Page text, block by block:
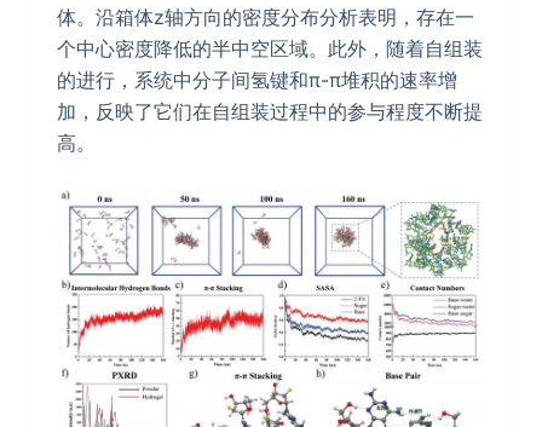
体。沿箱体z轴方向的密度分布分析表明，存在一
个中心密度降低的半中空区域。此外，随着自组装
的进行，系统中分子间氢键和π-π堆积的速率增
加，反映了它们在自组装过程中的参与程度不断提
高。